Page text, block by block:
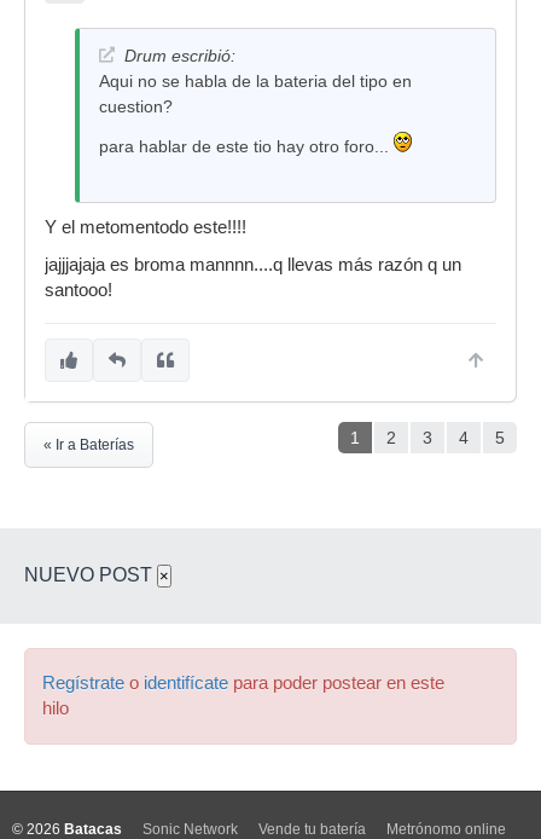
Drum escribió:
Aqui no se habla de la bateria del tipo en
cuestion?
para hablar de este tio hay otro foro...
Y el metomentodo este!!!!
jajjjajaja es broma mannnn....q llevas más razón q un
santooo!
1 2 3 4 5
« Ir a Baterías
NUEVO POST ×
Regístrate o identifícate para poder postear en este
hilo
© 2026 Batacas Sonic Network Vende tu batería Metrónomo online